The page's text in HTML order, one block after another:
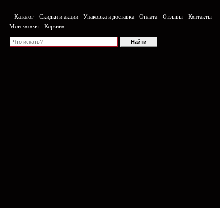
≡ Каталог Скидки и акции Упаковка и доставка Оплата Отзывы
Контакты
Мои заказы
Корзина